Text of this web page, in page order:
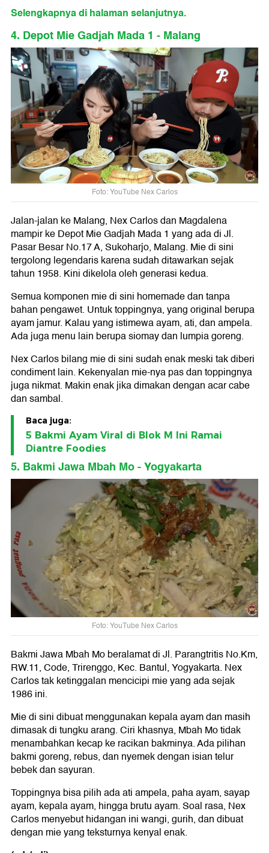
Selengkapnya di halaman selanjutnya.
4. Depot Mie Gadjah Mada 1 - Malang
Foto: YouTube Nex Carlos
Jalan-jalan ke Malang, Nex Carlos dan Magdalena
mampir ke Depot Mie Gadjah Mada 1 yang ada di Jl.
Pasar Besar No.17 A, Sukoharjo, Malang. Mie di sini
tergolong legendaris karena sudah ditawarkan sejak
tahun 1958. Kini dikelola oleh generasi kedua.
Semua komponen mie di sini homemade dan tanpa
bahan pengawet. Untuk toppingnya, yang original berupa
ayam jamur. Kalau yang istimewa ayam, ati, dan ampela.
Ada juga menu lain berupa siomay dan lumpia goreng.
Nex Carlos bilang mie di sini sudah enak meski tak diberi
condiment lain. Kekenyalan mie-nya pas dan toppingnya
juga nikmat. Makin enak jika dimakan dengan acar cabe
dan sambal.
Baca juga:
5 Bakmi Ayam Viral di Blok M Ini Ramai
Diantre Foodies
5. Bakmi Jawa Mbah Mo - Yogyakarta
Foto: YouTube Nex Carlos
Bakmi Jawa Mbah Mo beralamat di Jl. Parangtritis No.Km,
RW.11, Code, Trirenggo, Kec. Bantul, Yogyakarta. Nex
Carlos tak ketinggalan mencicipi mie yang ada sejak
1986 ini.
Mie di sini dibuat menggunakan kepala ayam dan masih
dimasak di tungku arang. Ciri khasnya, Mbah Mo tidak
menambahkan kecap ke racikan bakminya. Ada pilihan
bakmi goreng, rebus, dan nyemek dengan isian telur
bebek dan sayuran.
Toppingnya bisa pilih ada ati ampela, paha ayam, sayap
ayam, kepala ayam, hingga brutu ayam. Soal rasa, Nex
Carlos menyebut hidangan ini wangi, gurih, dan dibuat
dengan mie yang teksturnya kenyal enak.